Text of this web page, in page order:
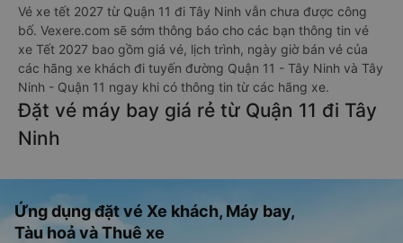
Vé xe tết 2027 từ Quận 11 đi Tây Ninh vẫn chưa được công
bố. Vexere.com sẽ sớm thông báo cho các bạn thông tin vé
xe Tết 2027 bao gồm giá vé, lịch trình, ngày giờ bán vé của
các hãng xe khách đi tuyến đường Quận 11 - Tây Ninh và Tây
Ninh - Quận 11 ngay khi có thông tin từ các hãng xe.
Đặt vé máy bay giá rẻ từ Quận 11 đi Tây
Ninh
Ứng dụng đặt vé Xe khách, Máy bay,
Tàu hoả và Thuê xe